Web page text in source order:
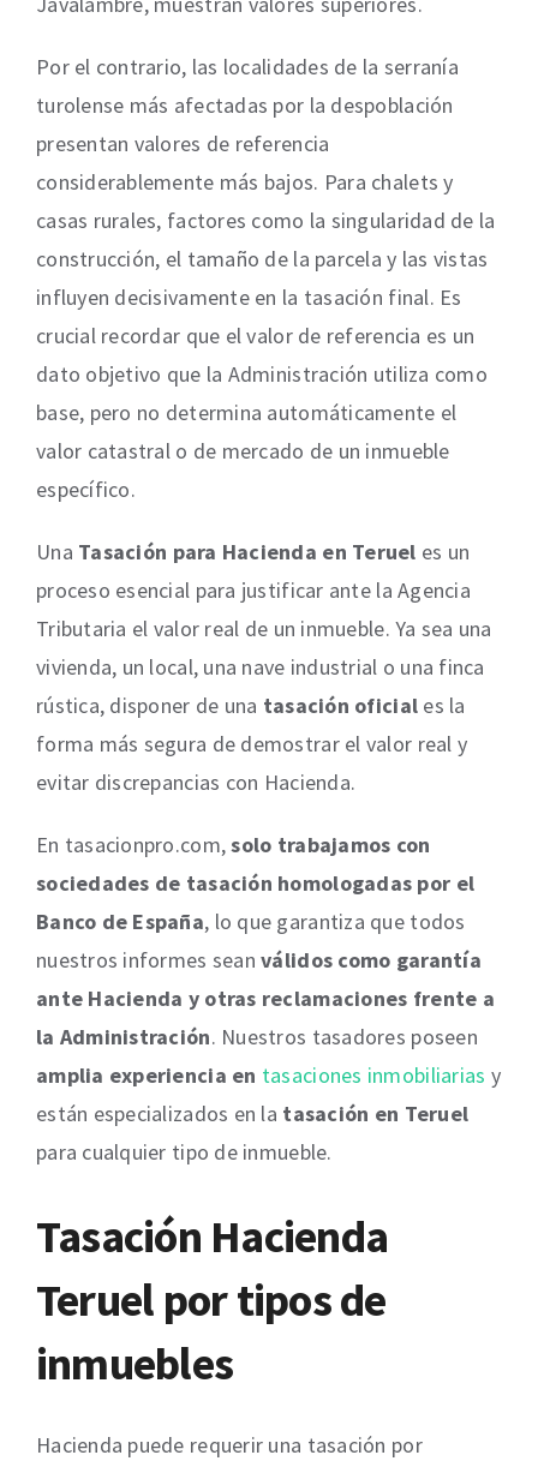
Por el contrario, las localidades de la serranía
turolense más afectadas por la despoblación
presentan valores de referencia
considerablemente más bajos. Para chalets y
casas rurales, factores como la singularidad de la
construcción, el tamaño de la parcela y las vistas
influyen decisivamente en la tasación final. Es
crucial recordar que el valor de referencia es un
dato objetivo que la Administración utiliza como
base, pero no determina automáticamente el
valor catastral o de mercado de un inmueble
específico.
Una Tasación para Hacienda en Teruel es un
proceso esencial para justificar ante la Agencia
Tributaria el valor real de un inmueble. Ya sea una
vivienda, un local, una nave industrial o una finca
rústica, disponer de una tasación oficial es la
forma más segura de demostrar el valor real y
evitar discrepancias con Hacienda.
En tasacionpro.com,solo trabajamos con
sociedades de tasación homologadas por el
Banco de España, lo que garantiza que todos
nuestros informes seanválidos como garantía
ante Hacienda y otras reclamaciones frente a
la Administración. Nuestros tasadores poseen
amplia experiencia en tasaciones inmobiliarias y
están especializados en la tasación en Teruel
para cualquier tipo de inmueble.
Tasación Hacienda
Teruel por tipos de
inmuebles
Hacienda puede requerir una tasación por